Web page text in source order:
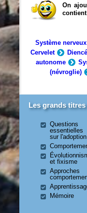
On
Système nerveux
Cervelet
autonome
(névroglie)
Les grands titres
Questions
essentielles
sur l'adoption
et fixisme
Approches
Mémoire